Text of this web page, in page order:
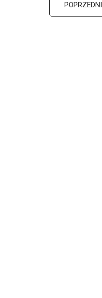
POPRZEDNI